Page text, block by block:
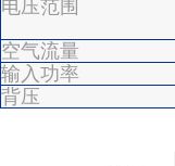
电压范围
空气流量
输入功率
背压